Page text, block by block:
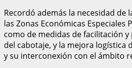
Recordó además la necesidad de
las Zonas Económicas Especiales
como de medidas de facilitación
del cabotaje, y la mejora logística
y su interconexión con el ámbito